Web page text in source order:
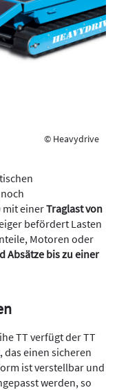
© Heavydrive
mit einerTraglast von
befördert Lasten
Motoren oder
Absätze bis zu einer
TT verfügt der TT
, das einen sicheren
ist verstellbar und
werden, so